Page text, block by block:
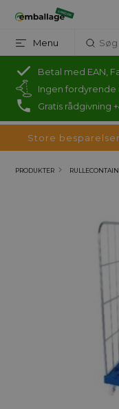
Menu
Betal med EAN,
Ingen
Gratis rådgivning
Store
PRODUKTER